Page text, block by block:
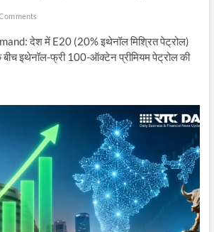
देश में E20 (20% इथेनॉल मिश्रित पेट्रोल)
इथेनॉल-फ्री 100-ऑक्टेन प्रीमियम पेट्रोल की